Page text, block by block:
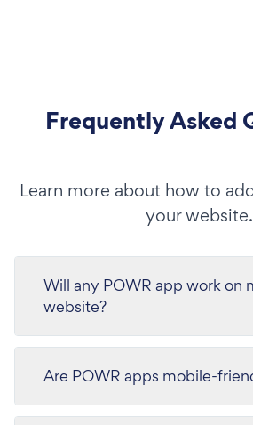
Frequently Asked
Learn more about how to
your website.
Will any POWR app work on
website?
Are POWR apps mobile-